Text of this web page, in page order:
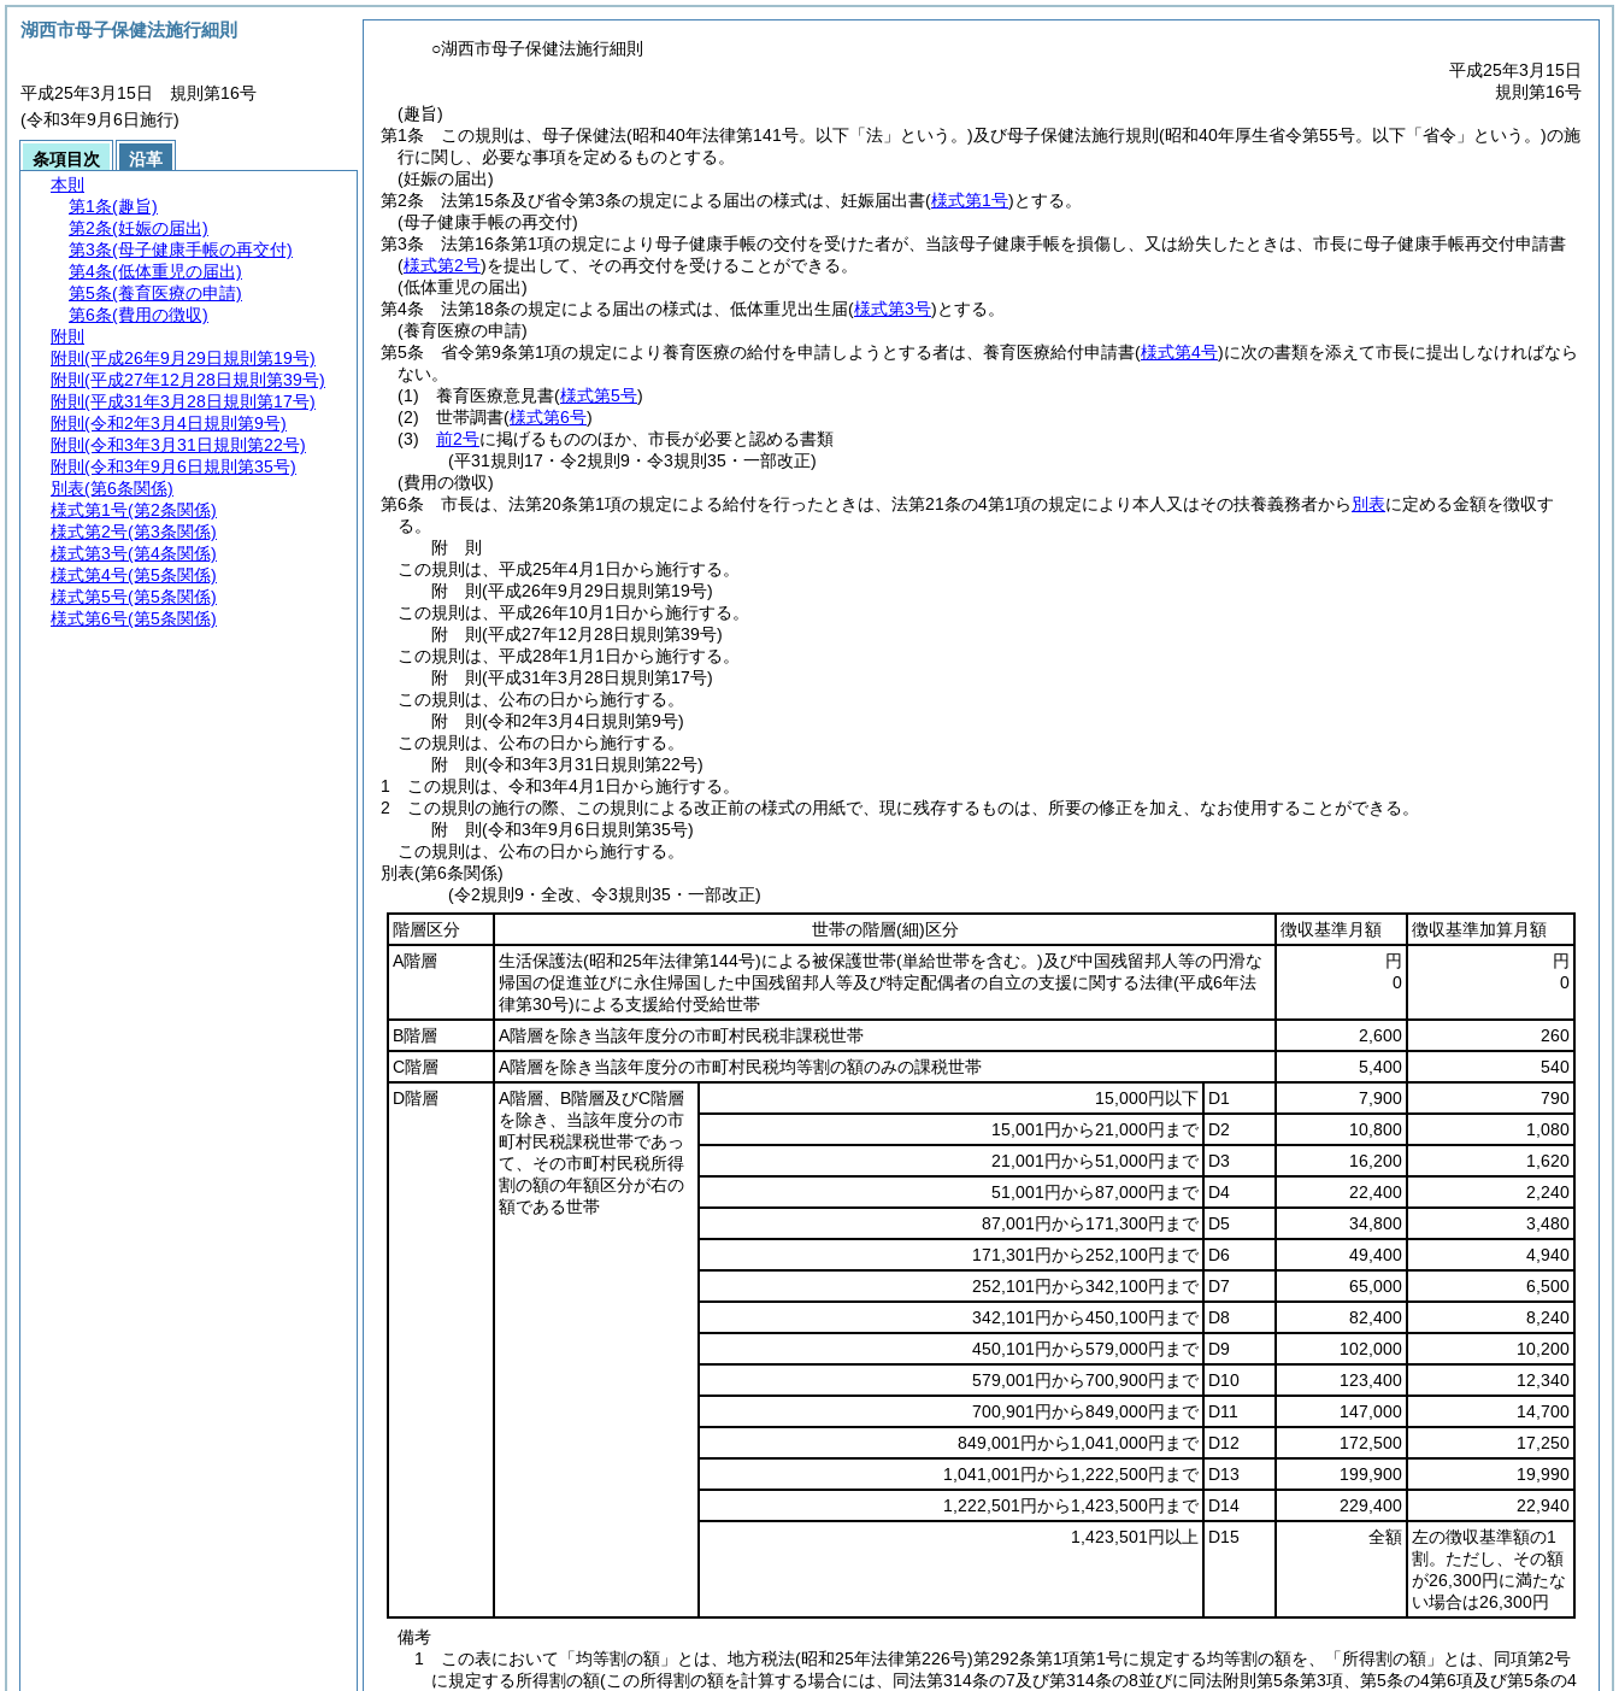
○湖西市母子保健法施行細則
平成25年3月15日
規則第16号
(趣旨)
第1条
この規則は、母子保健法(昭和40年法律第141号。以下「法」という。)及び母子保健法施行規則 (昭和40年厚生省令第55号。以下「省令」という。)の施
行に関し、必要な事項を定めるものとする。
(妊娠の届出)
第2条
法第15条及び省令第3条の規定による届出の様式は、妊娠届出書(様式第1号)とする。
(母子健康手帳の再交付)
第3条
法第16条第1項の規定により母子健康手帳の交付を受けた者が、当該母子健康手帳を損傷し、又は紛失したときは、市長に母子健康手帳再交付申請書
(様式第2号)を提出して、その再交付を受けることができる。
(低体重児の届出)
第4条
法第18条の規定による届出の様式は、低体重児出生届(様式第3号)とする。
(養育医療の申請)
第5条
省令第9条第1項の規定により養育医療の給付を申請しようとする者は、養育医療給付申請書(様式第4号)に次の書類を添えて市長に提出しなければなら
ない。
(1)
養育医療意見書(様式第5号)
(2)
世帯調書(様式第6号)
(3)
前2号に掲げるもののほか、市長が必要と認める書類
(平31規則17・令2規則9・令3規則35・一部改正)
(費用の徴収)
第6条
市長は、法第20条第1項の規定による給付を行ったときは、法第21条の4第1項の規定により本人又はその扶養義務者から別表に定める金額を徴収す
る。
附 則
この規則は、平成25年4月1日から施行する。
附 則(平成26年9月29日規則第19号)
この規則は、平成26年10月1日から施行する。
附 則(平成27年12月28日規則第39号)
この規則は、平成28年1月1日から施行する。
附 則(平成31年3月28日規則第17号)
この規則は、公布の日から施行する。
附 則(令和2年3月4日規則第9号)
この規則は、公布の日から施行する。
附 則(令和3年3月31日規則第22号)
1
この規則は、令和3年4月1日から施行する。
2
この規則の施行の際、この規則による改正前の様式の用紙で、現に残存するものは、所要の修正を加え、なお使用することができる。
附 則(令和3年9月6日規則第35号)
この規則は、公布の日から施行する。
別表(第6条関係)
(令2規則9・全改、令3規則35・一部改正)
階層区分
世帯の階層(細)区分 徴収基準月額
徴収基準加算月額
A階層
生活保護法(昭和25年法律第144号)による被保護世帯(単給世帯を含む。)及び中国残留邦人等の円滑な
帰国の促進並びに永住帰国した中国残留邦人等及び特定配偶者の自立の支援に関する法律(平成6年法
律第30号)による支援給付受給世帯
円
0
円
0
B階層 A階層を除き当該年度分の市町村民税非課税世帯 2,600
260
C階層
A階層を除き当該年度分の市町村民税均等割の額のみの課税世帯 5,400
540
D階層
A階層、B階層及びC階層
を除き、当該年度分の市
町村民税課税世帯であっ
て、その市町村民税所得
割の額の年額区分が右の
額である世帯
15,000円以下 D1 7,900
790
15,001円から21,000円まで D2 10,800
1,080
21,001円から51,000円まで D3 16,200
1,620
51,001円から87,000円まで D4 22,400
2,240
87,001円から171,300円まで D5 34,800
3,480
171,301円から252,100円まで D6 49,400
4,940
252,101円から342,100円まで D7 65,000
6,500
342,101円から450,100円まで D8 82,400
8,240
450,101円から579,000円まで D9 102,000
10,200
579,001円から700,900円まで D10 123,400
12,340
700,901円から849,000円まで D11 147,000
14,700
849,001円から1,041,000円まで D12 172,500
17,250
1,041,001円から1,222,500円まで D13 199,900
19,990
1,222,501円から1,423,500円まで D14 229,400
22,940
1,423,501円以上
D15 全額 左の徴収基準額の1
割。ただし、その額
が26,300円に満たな
い場合は26,300円
備考
1 この表において「均等割の額」とは、地方税法(昭和25年法律第226号)第292条第1項第1号に規定する均等割の額を、「所得割の額」とは、同項第2号
に規定する所得割の額(この所得割の額を計算する場合には、同法第314条の7及び第314条の8並びに同法附則第5条第3項、第5条の4第6項及び第5条の4
湖西市母子保健法施行細則
平成25年3月15日 規則第16号
(令和3年9月6日施行)
条項目次
沿革
本則
第1条(趣旨)
第2条(妊娠の届出)
第3条(母子健康手帳の再交付)
第4条(低体重児の届出)
第5条(養育医療の申請)
第6条(費用の徴収)
附則
附則 (平成26年9月29日規則第19号)
附則 (平成27年12月28日規則第39号)
附則 (平成31年3月28日規則第17号)
附則 (令和2年3月4日規則第9号)
附則 (令和3年3月31日規則第22号)
附則 (令和3年9月6日規則第35号)
別表(第6条関係)
様式第1号(第2条関係)
様式第2号(第3条関係)
様式第3号(第4条関係)
様式第4号(第5条関係)
様式第5号(第5条関係)
様式第6号(第5条関係)